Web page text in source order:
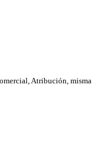
Atribución, misma